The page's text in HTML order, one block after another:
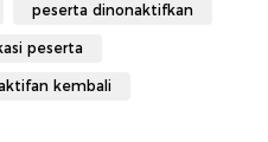
peserta dinonaktifkan
peserta
kembali